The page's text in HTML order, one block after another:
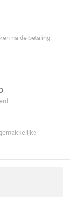
na de betaling.